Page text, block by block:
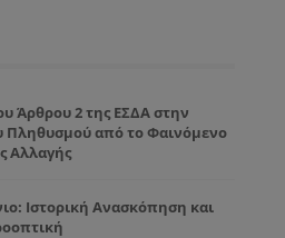
Άρθρου 2 της ΕΣΔΑ στην
Πληθυσμού από το Φαινόμενο
Αλλαγής
Ιστορική Ανασκόπηση και